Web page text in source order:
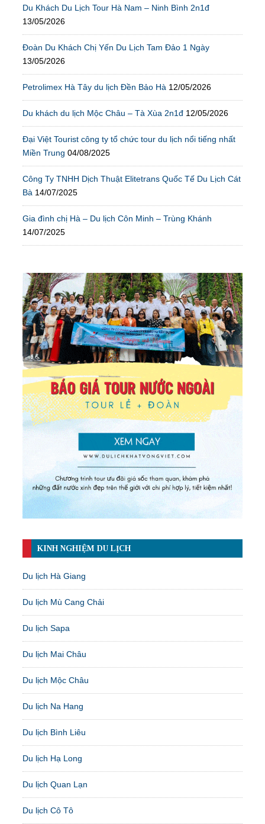
Du Khách Du Lịch Tour Hà Nam – Ninh Bình 2n1đ
13/05/2026
Đoàn Du Khách Chị Yến Du Lịch Tam Đảo 1 Ngày
13/05/2026
Petrolimex Hà Tây du lịch Đền Bảo Hà 12/05/2026
Du khách du lịch Mộc Châu – Tà Xùa 2n1đ 12/05/2026
Đại Việt Tourist công ty tổ chức tour du lịch nổi tiếng nhất
Miền Trung 04/08/2025
Công Ty TNHH Dịch Thuật Elitetrans Quốc Tế Du Lịch Cát
Bà 14/07/2025
Gia đình chị Hà – Du lịch Côn Minh – Trùng Khánh
14/07/2025
KINH NGHIỆM DU LỊCH
Du lịch Hà Giang
Du lịch Mù Cang Chải
Du lịch Sapa
Du lịch Mai Châu
Du lịch Mộc Châu
Du lịch Na Hang
Du lịch Bình Liêu
Du lịch Hạ Long
Du lịch Quan Lạn
Du lịch Cô Tô